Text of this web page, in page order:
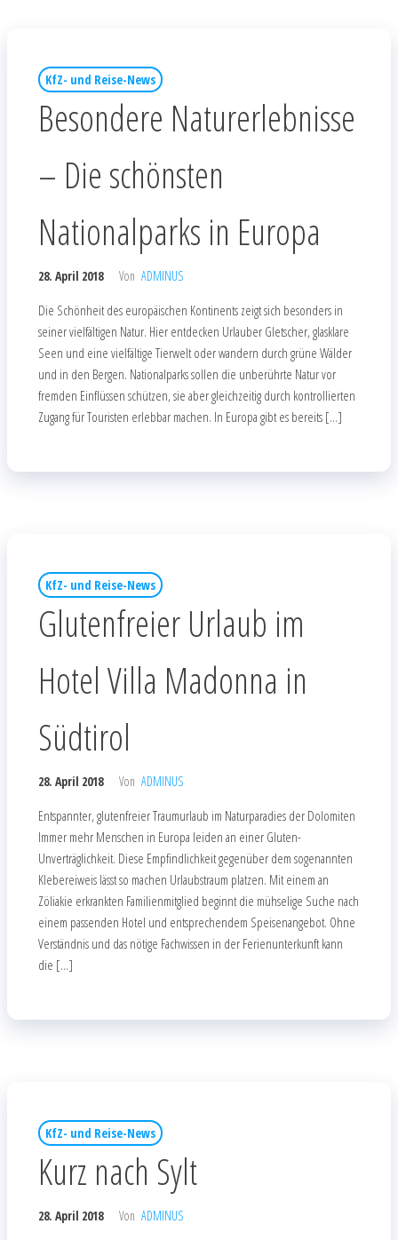
KfZ- und Reise-News
Besondere Naturerlebnisse
– Die schönsten
Nationalparks in Europa
28. April 2018 Von ADMINUS
Die Schönheit des europäischen Kontinents zeigt sich besonders in
seiner vielfältigen Natur. Hier entdecken Urlauber Gletscher, glasklare
Seen und eine vielfältige Tierwelt oder wandern durch grüne Wälder
und in den Bergen. Nationalparks sollen die unberührte Natur vor
fremden Einflüssen schützen, sie aber gleichzeitig durch kontrollierten
Zugang für Touristen erlebbar machen. In Europa gibt es bereits […]
KfZ- und Reise-News
Glutenfreier Urlaub im
Hotel Villa Madonna in
Südtirol
28. April 2018 Von ADMINUS
Entspannter, glutenfreier Traumurlaub im Naturparadies der Dolomiten
Immer mehr Menschen in Europa leiden an einer Gluten-
Unverträglichkeit. Diese Empfindlichkeit gegenüber dem sogenannten
Klebereiweis lässt so machen Urlaubstraum platzen. Mit einem an
Zöliakie erkrankten Familienmitglied beginnt die mühselige Suche nach
einem passenden Hotel und entsprechendem Speisenangebot. Ohne
Verständnis und das nötige Fachwissen in der Ferienunterkunft kann
die […]
KfZ- und Reise-News
Kurz nach Sylt
28. April 2018 Von ADMINUS